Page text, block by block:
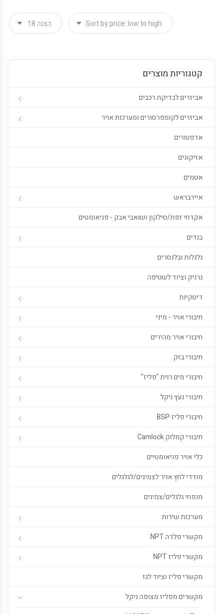
קטגוריות מוצרים
אביזרים לבדיקת רכבים
אביזרים לקומפרסורים ומערכות אויר
אדפטורים
אזיקונים
אטמים
איירבראש
אקדחי זפת/סילקון ושואבי אבק - פניאומטים
בנדים
גלגלות ובלנסרים
גרניק וציוד לשטיפה
דיסקיות
חיבורי אויר - מיני
חיבורי אויר מהירים
חיבורי בזק
חיבורי מים רוית "פליז"
חיבורי נעץ ניקל
חיבורי פליז BSP
חיבורי קמלוק Camlock
כלי אויר פניאומטיים
מודדי לחץ אויר לצמיגים/לגלגלים
מנפחי גלגלים/צמיגים
מערכות שירות
מקשרי פלדה NPT
מקשרי פליז NPT
מקשרי פליז וציוד לגז
מקשרים מפליז מצופה ניקל